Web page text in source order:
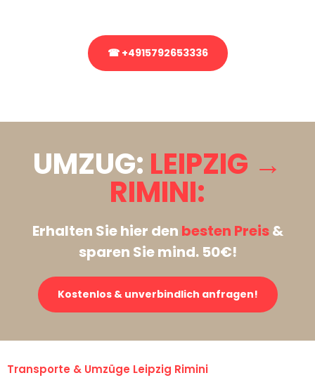
☎ +4915792653336
UMZUG: LEIPZIG →
RIMINI:
Erhalten Sie hier den besten Preis&
sparen Sie mind. 50€!
Kostenlos & unverbindlich anfragen!
Transporte & Umzüge Leipzig Rimini